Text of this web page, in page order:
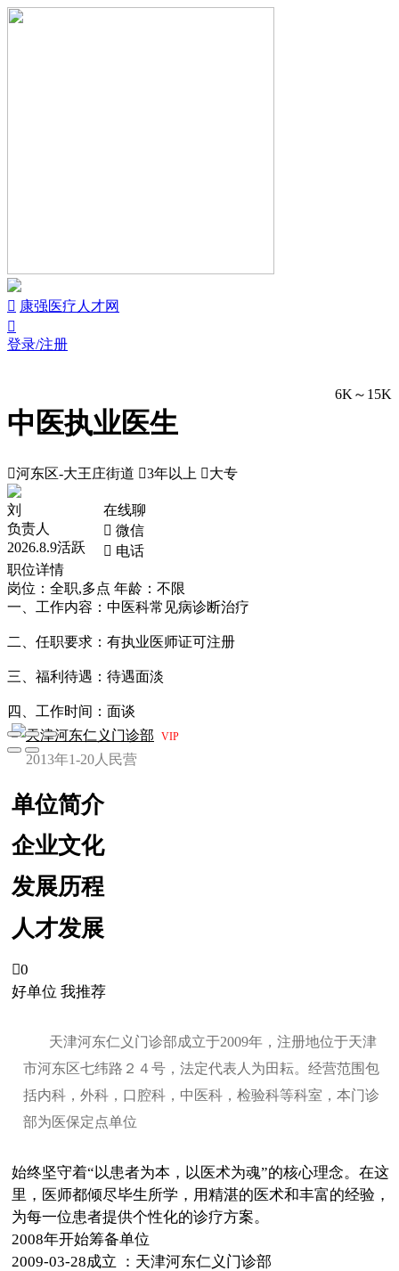
 康强医疗人才网

登录/注册
中医执业医生
6K～15K
河东区-大王庄街道 3年以上 大专
刘
负责人
2026.8.9活跃
在线聊
 微信
 电话
职位详情
岗位：全职,多点 年龄：不限
一、工作内容：中医科常见病诊断治疗
二、任职要求：有执业医师证可注册
三、福利待遇：待遇面淡
四、工作时间：面谈
天津河东仁义门诊部
VIP
2013年1-20人 民营
单位简介
企业文化
发展历程
人才发展
0
好单位 我推荐
天津河东仁义门诊部成立于2009年，注册地位于天津
市河东区七纬路２４号，法定代表人为田耘。经营范围包
括内科，外科，口腔科，中医科，检验科等科室，本门诊
部为医保定点单位
始终坚守着“以患者为本，以医术为魂”的核心理念。在这
里，医师都倾尽毕生所学，用精湛的医术和丰富的经验，
为每一位患者提供个性化的诊疗方案。
2008年开始筹备单位
2009-03-28成立 ：天津河东仁义门诊部